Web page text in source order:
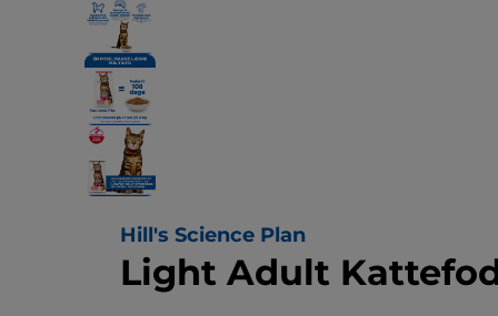
Hill's Science Plan
Light Adult